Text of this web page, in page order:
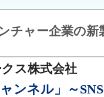
チャー企業の新
ス株式会社
ンネル」～